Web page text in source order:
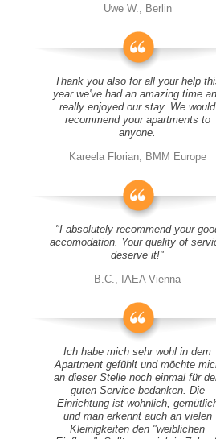
Uwe W., Berlin
Thank you also for all your help
year we've had an amazing time
really enjoyed our stay. We would
recommend your apartments to
anyone.
Kareela Florian, BMM Europe
"I absolutely recommend your
accomodation. Your quality of
deserve it!"
B.C., IAEA Vienna
Ich habe mich sehr wohl in dem
Apartment gefühlt und möchte
an dieser Stelle noch einmal für
guten Service bedanken. Die
Einrichtung ist wohnlich,
und man erkennt auch an vielen
Kleinigkeiten den "weiblichen